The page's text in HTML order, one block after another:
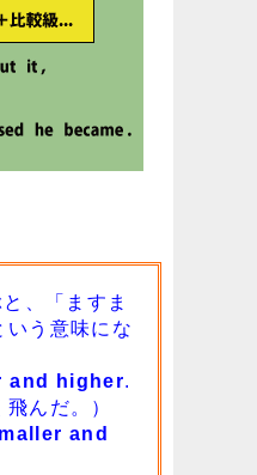
、「ますま
いう意味にな
and higher.
んだ。）
and